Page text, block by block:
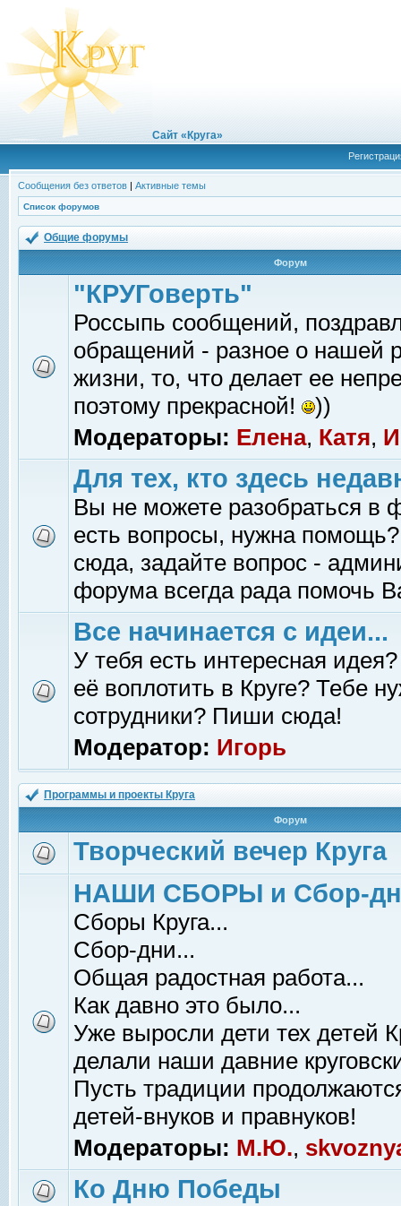
Сайт «Круга»
Сообщения без ответов | Активные темы
Список форумов
Общие форумы
Форум
"КРУГоверть"
Россыпь сообщений,
обращений - разное о нашей
жизни, то, что делает ее
поэтому прекрасной!
))
Модераторы: Елена, Катя,
Для тех, кто здесь
Вы не можете разобраться в
есть вопросы, нужна помощь?
сюда, задайте вопрос -
форума всегда рада помочь
Все начинается с идеи...
У тебя есть интересная
её воплотить в Круге? Тебе
сотрудники? Пиши сюда!
Модератор: Игорь
Программы и проекты Круга
Форум
Творческий вечер Круга
НАШИ СБОРЫ и Сбор-
Сборы Круга...
Сбор-дни...
Общая радостная работа...
Как давно это было...
Уже выросли дети тех детей
делали наши давние
Пусть традиции
детей-внуков и правнуков!
Модераторы: М.Ю.,
Ко Дню Победы